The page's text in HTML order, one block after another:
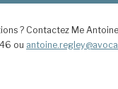
? Contactez Me
46 ou